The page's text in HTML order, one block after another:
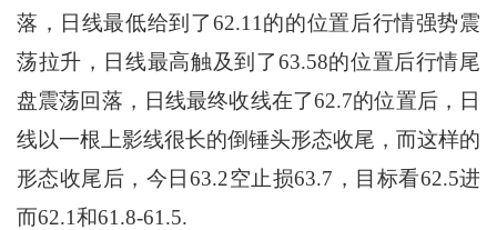
落，日线最低给到了62.11的的位置后行情强势震
荡拉升，日线最高触及到了63.58的位置后行情尾
盘震荡回落，日线最终收线在了62.7的位置后，日
线以一根上影线很长的倒锤头形态收尾，而这样的
形态收尾后，今日63.2空止损63.7，目标看62.5进
而62.1和61.8-61.5.